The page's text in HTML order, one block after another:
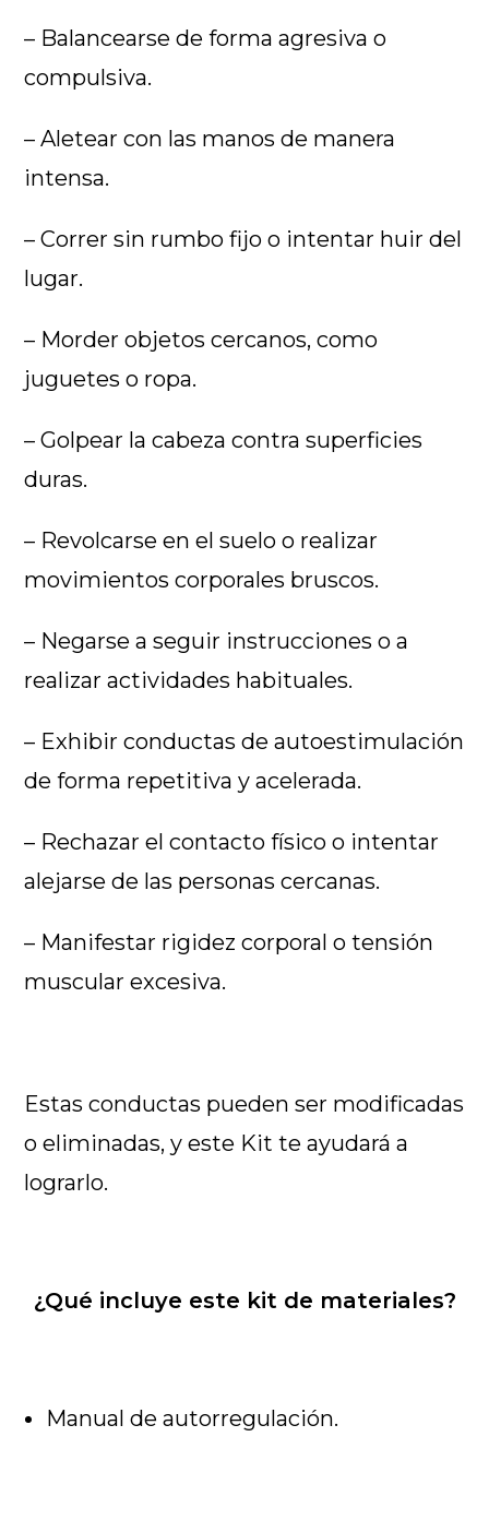
– Balancearse de forma agresiva o
compulsiva.
– Aletear con las manos de manera
intensa.
– Correr sin rumbo fijo o intentar huir del
lugar.
– Morder objetos cercanos, como
juguetes o ropa.
– Golpear la cabeza contra superficies
duras.
– Revolcarse en el suelo o realizar
movimientos corporales bruscos.
– Negarse a seguir instrucciones o a
realizar actividades habituales.
– Exhibir conductas de autoestimulación
de forma repetitiva y acelerada.
– Rechazar el contacto físico o intentar
alejarse de las personas cercanas.
– Manifestar rigidez corporal o tensión
muscular excesiva.
Estas conductas pueden ser modificadas
o eliminadas, y este Kit te ayudará a
lograrlo.
¿Qué incluye este kit de materiales?
Manual de autorregulación.